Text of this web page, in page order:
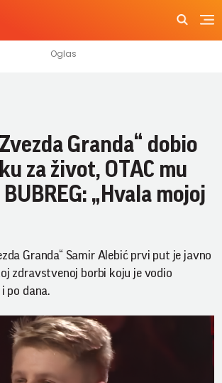
Granda“ dobio
za život, OTAC mu
BUBREG: „Hvala mojoj
Granda“ Samir Alebić prvi put je javno
zdravstvenoj borbi koju je vodio
po dana.